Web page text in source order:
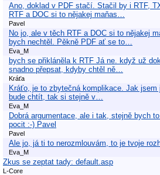
Ano, doklad v PDF stačí. Stačil by i RTF,
RTF a DOC si to nějakej maňas…
Pavel
No jo, ale v těch RTF a DOC si to nějakej
bych nechtěl. Pěkně PDF ať se to…
Eva_M
bych se přikláněla k RTF Já ne. když už
snadno přepsat, kdyby chtěl ně…
Kráťa
Kráťo, je to zbytečná komplikace. Jak
bude chtít, tak si stejně v…
Eva_M
Dobrá argumentace, ale i tak, stejně bych
pocit :-) Pavel
Pavel
Ale jo, já ti to nerozmlouvám, to je tvoje
Eva_M
Zkus se zeptat tady: default.asp
L-Core